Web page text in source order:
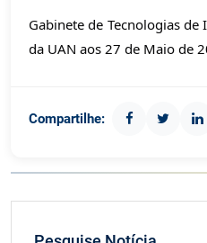
Gabinete de Tecnologias
da UAN aos 27 de Maio de
Compartilhe: